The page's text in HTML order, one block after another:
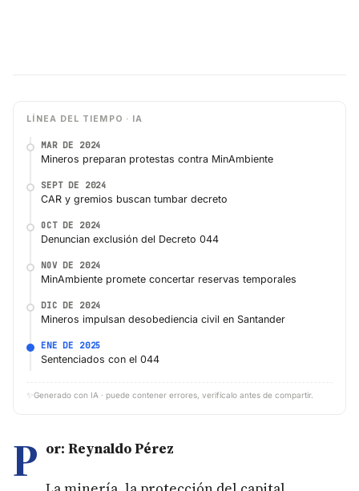
LÍNEA DEL TIEMPO · IA
MAR DE 2024
Mineros preparan protestas contra MinAmbiente
SEPT DE 2024
CAR y gremios buscan tumbar decreto
OCT DE 2024
Denuncian exclusión del Decreto 044
NOV DE 2024
MinAmbiente promete concertar reservas temporales
DIC DE 2024
Mineros impulsan desobediencia civil en Santander
ENE DE 2025
Sentenciados con el 044
✨ Generado con IA · puede contener errores, verifícalo antes de compartir.
P or: Reynaldo Pérez